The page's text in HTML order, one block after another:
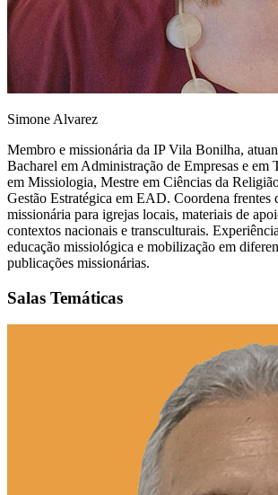
Simone Alvarez
Membro e missionária da IP Vila Bonilha,
Bacharel em Administração de Empresas e em
em Missiologia, Mestre em Ciências da
Gestão Estratégica em EAD. Coordena frentes
missionária para igrejas locais, materiais de
contextos nacionais e transculturais.
educação missiológica e mobilização em
publicações missionárias.
Salas Temáticas